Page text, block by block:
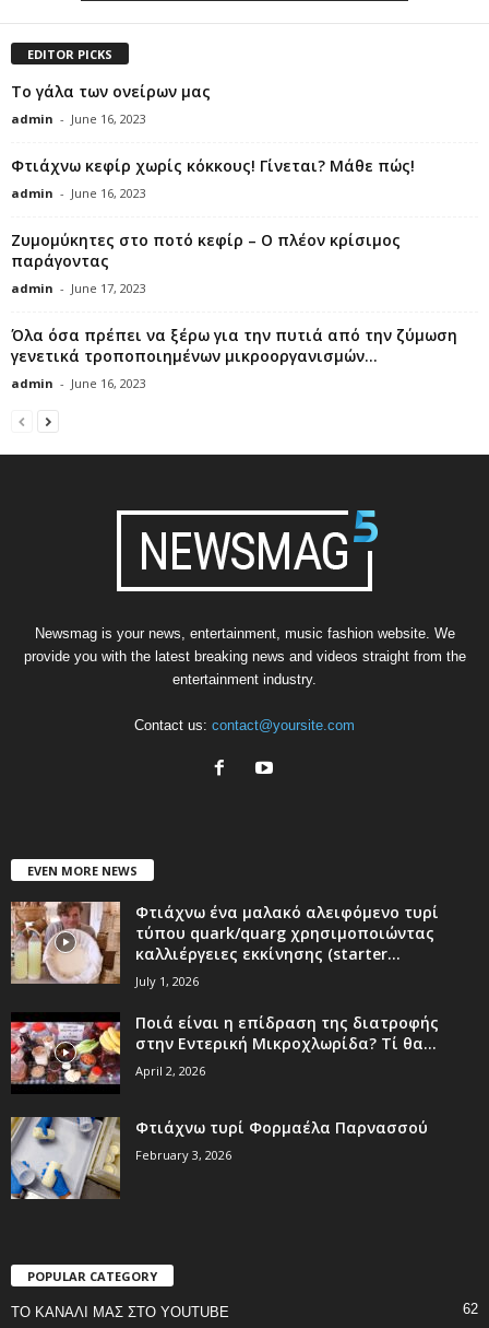
EDITOR PICKS
Το γάλα των ονείρων μας
admin - June 16, 2023
Φτιάχνω κεφίρ χωρίς κόκκους! Γίνεται? Μάθε πώς!
admin - June 16, 2023
Ζυμομύκητες στο ποτό κεφίρ – Ο πλέον κρίσιμος
παράγοντας
admin - June 17, 2023
Όλα όσα πρέπει να ξέρω για την πυτιά από την ζύμωση
γενετικά τροποποιημένων μικροοργανισμών...
admin - June 16, 2023
Newsmag is your news, entertainment, music fashion website. We
provide you with the latest breaking news and videos straight from the
entertainment industry.
Contact us: contact@yoursite.com
EVEN MORE NEWS
Φτιάχνω ένα μαλακό αλειφόμενο τυρί
τύπου quark/quarg χρησιμοποιώντας
καλλιέργειες εκκίνησης (starter...
July 1, 2026
Ποιά είναι η επίδραση της διατροφής
στην Εντερική Μικροχλωρίδα? Τί θα...
April 2, 2026
Φτιάχνω τυρί Φορμαέλα Παρνασσού
February 3, 2026
POPULAR CATEGORY
ΤΟ ΚΑΝΑΛΙ ΜΑΣ ΣΤΟ YOUTUBE 62